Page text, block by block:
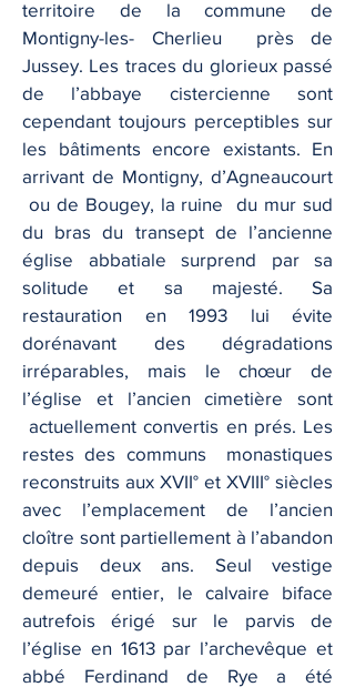
territoire de la commune de
Montigny-les- Cherlieu près de
Jussey. Les traces du glorieux passé
de l’abbaye cistercienne sont
cependant toujours perceptibles sur
les bâtiments encore existants. En
arrivant de Montigny, d’Agneaucourt
ou de Bougey, la ruine du mur sud
du bras du transept de l’ancienne
église abbatiale surprend par sa
solitude et sa majesté. Sa
restauration en 1993 lui évite
dorénavant des dégradations
irréparables, mais le chœur de
l’église et l’ancien cimetière sont
actuellement convertis en prés. Les
restes des communs monastiques
reconstruits aux XVII° et XVIII° siècles
avec l’emplacement de l’ancien
cloître sont partiellement à l’abandon
depuis deux ans. Seul vestige
demeuré entier, le calvaire biface
autrefois érigé sur le parvis de
l’église en 1613 par l’archevêque et
abbé Ferdinand de Rye a été